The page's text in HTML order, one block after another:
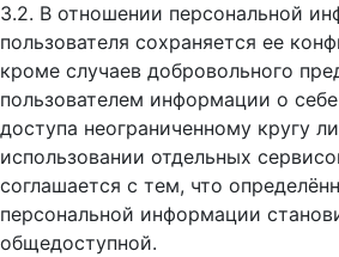
3.2. В отношении персональной
пользователя сохраняется ее
кроме случаев добровольного
пользователем информации о
доступа неограниченному кругу
использовании отдельных
соглашается с тем, что
персональной информации
общедоступной.